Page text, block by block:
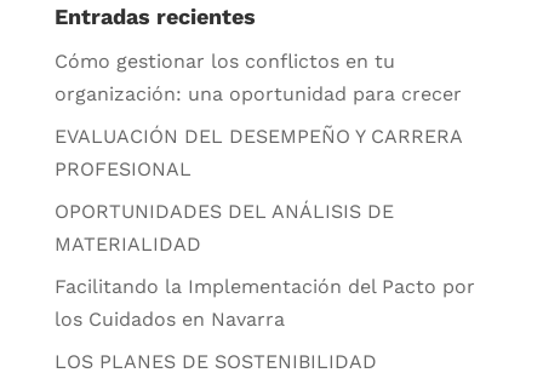
Entradas recientes
Cómo gestionar los conflictos en tu
organización: una oportunidad para crecer
EVALUACIÓN DEL DESEMPEÑO Y CARRERA
PROFESIONAL
OPORTUNIDADES DEL ANÁLISIS DE
MATERIALIDAD
Facilitando la Implementación del Pacto por
los Cuidados en Navarra
LOS PLANES DE SOSTENIBILIDAD